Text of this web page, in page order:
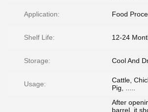
Application: Food
Shelf Life: 12-24
Storage: Cool And
Usage:
Cattle,
Pig, .....
After
barrel, it